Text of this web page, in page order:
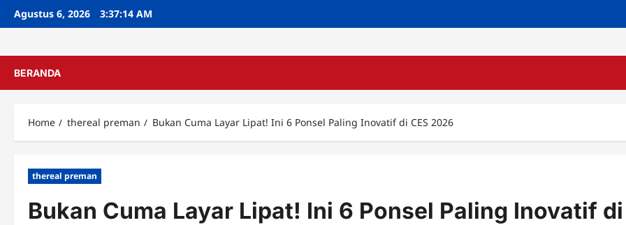
SkipAgustus 6, 2026 3:37:15 AM
BERANDA
Home thereal preman Bukan Cuma Layar Lipat! Ini 6 Ponsel Paling Inovatif di CES 2026
thereal preman
Bukan Cuma Layar Lipat! Ini 6 Ponsel Paling Inovatif di